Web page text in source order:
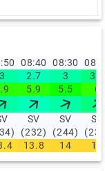
08:40 08:30
3 2.7 3
3.5
5.9 5.5 6
SV
(232)
SV
(244)
SV
13.8 14 14